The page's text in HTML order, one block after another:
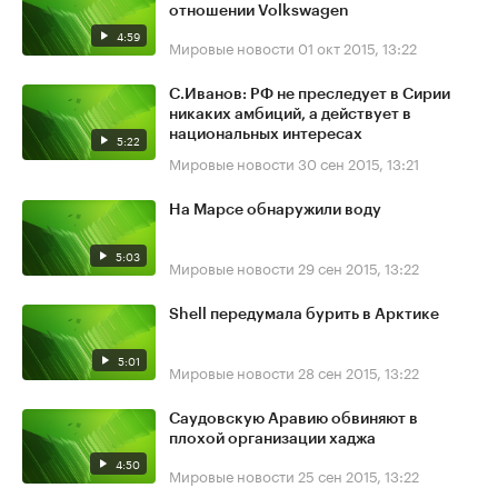
4:59
отношении Volkswagen
Мировые новости 01 окт 2015, 13:22
5:22
С.Иванов: РФ не преследует в Сирии
никаких амбиций, а действует в
национальных интересах
Мировые новости 30 сен 2015, 13:21
5:03
На Марсе обнаружили воду
Мировые новости 29 сен 2015, 13:22
5:01
Shell передумала бурить в Арктике
Мировые новости 28 сен 2015, 13:22
4:50
Саудовскую Аравию обвиняют в
плохой организации хаджа
Мировые новости 25 сен 2015, 13:22